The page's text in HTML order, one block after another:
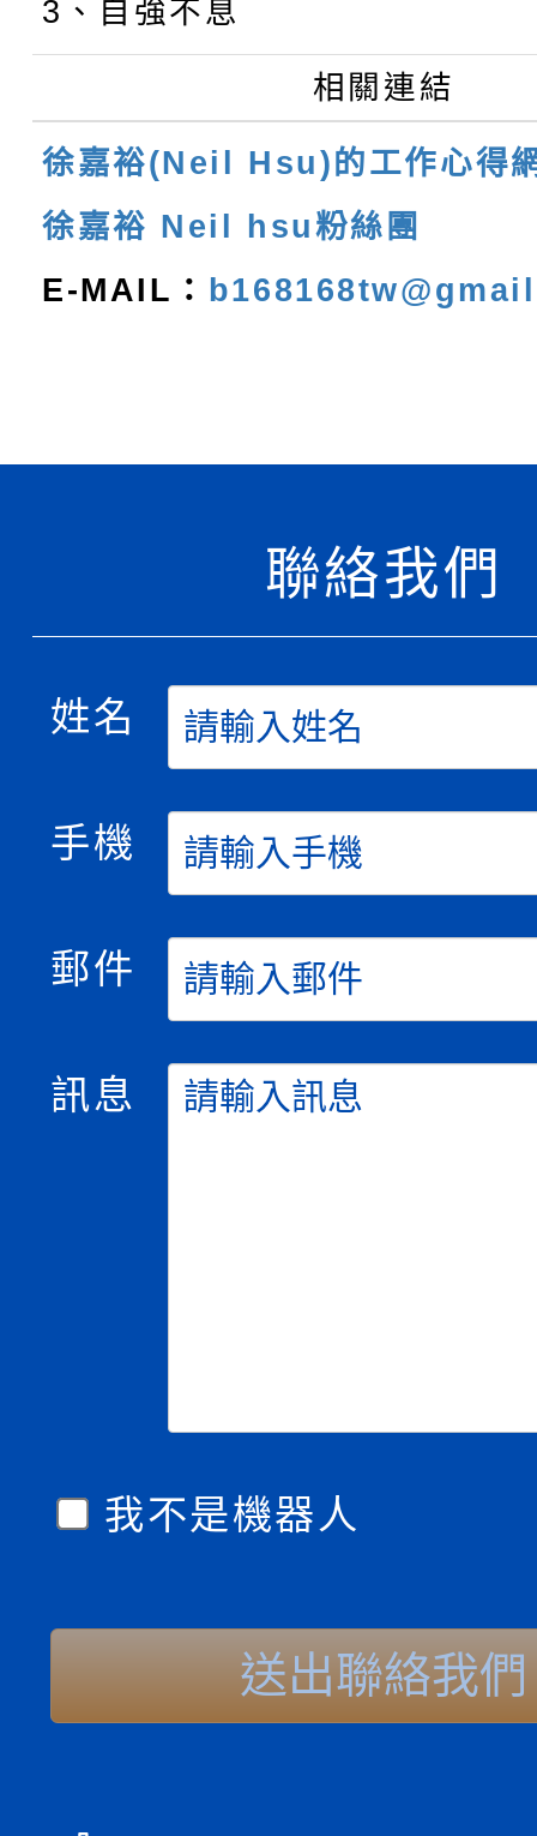
3、自強不息
相關連結
徐嘉裕(Neil Hsu)的工作心得
徐嘉裕 Neil hsu粉絲團
E-MAIL：
聯絡我們
姓名
手機
郵件
訊息
我不是機器人
送出聯絡我們